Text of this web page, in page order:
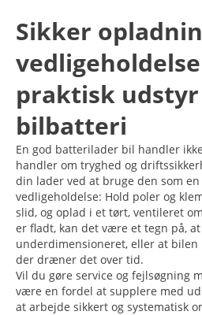
Sikker
praktisk
bilbatteri
En god batterilader bil handler
handler om tryghed og
din lader ved at bruge den som
vedligeholdelse: Hold poler og
slid, og oplad i et tørt, ventileret
er fladt, kan det være et tegn på,
underdimensioneret, eller at
der dræner det over tid.
Vil du gøre service og fejlsøgning
være en fordel at supplere med
at arbejde sikkert og systematisk